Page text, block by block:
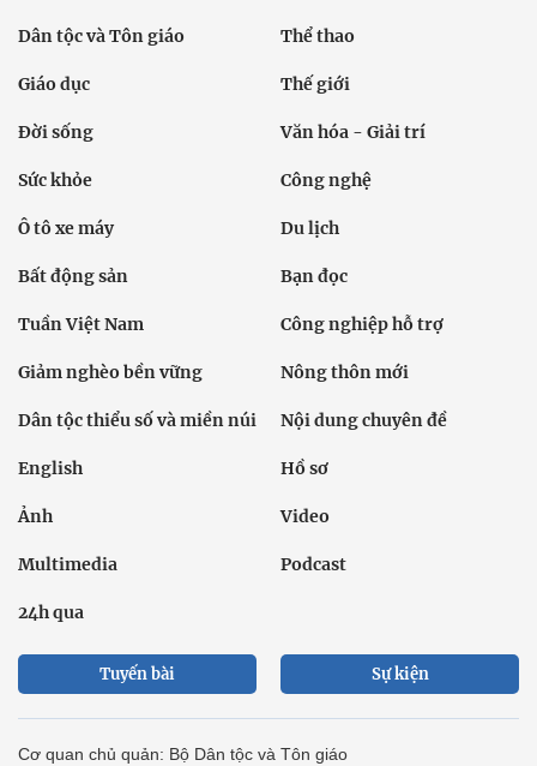
Dân tộc và Tôn giáo Thể thao
Giáo dục Thế giới
Đời sống Văn hóa - Giải trí
Sức khỏe Công nghệ
Ô tô xe máy Du lịch
Bất động sản Bạn đọc
Tuần Việt Nam Công nghiệp hỗ trợ
Giảm nghèo bền vững Nông thôn mới
Dân tộc thiểu số và miền núi Nội dung chuyên đề
English Hồ sơ
Ảnh Video
Multimedia Podcast
24h qua
Tuyến bài Sự kiện
Cơ quan chủ quản: Bộ Dân tộc và Tôn giáo